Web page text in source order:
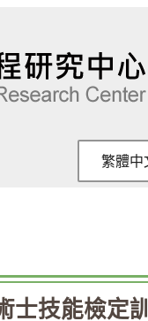
繁體中
技能檢定